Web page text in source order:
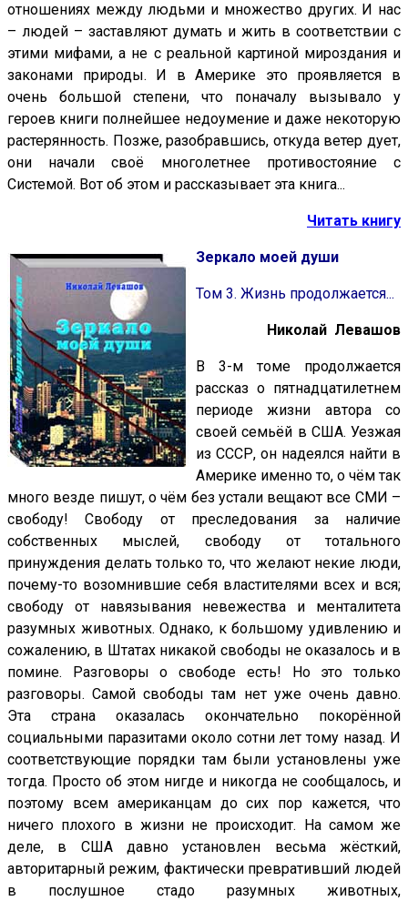
отношениях между людьми и множество других. И нас
– людей – заставляют думать и жить в соответствии с
этими мифами, а не с реальной картиной мироздания и
законами природы. И в Америке это проявляется в
очень большой степени, что поначалу вызывало у
героев книги полнейшее недоумение и даже некоторую
растерянность. Позже, разобравшись, откуда ветер дует,
они начали своё многолетнее противостояние с
Системой. Вот об этом и рассказывает эта книга...
Читать книгу
Зеркало моей души
Том 3. Жизнь продолжается...
Николай Левашов
В 3-м томе продолжается
рассказ о пятнадцатилетнем
периоде жизни автора со
своей семьёй в США. Уезжая
из СССР, он надеялся найти в
Америке именно то, о чём так
много везде пишут, о чём без устали вещают все СМИ –
свободу! Свободу от преследования за наличие
собственных мыслей, свободу от тотального
принуждения делать только то, что желают некие люди,
почему-то возомнившие себя властителями всех и вся;
свободу от навязывания невежества и менталитета
разумных животных. Однако, к большому удивлению и
сожалению, в Штатах никакой свободы не оказалось и в
помине. Разговоры о свободе есть! Но это только
разговоры. Самой свободы там нет уже очень давно.
Эта страна оказалась окончательно покорённой
социальными паразитами около сотни лет тому назад. И
соответствующие порядки там были установлены уже
тогда. Просто об этом нигде и никогда не сообщалось, и
поэтому всем американцам до сих пор кажется, что
ничего плохого в жизни не происходит. На самом же
деле, в США давно установлен весьма жёсткий,
авторитарный режим, фактически превративший людей
в послушное стадо разумных животных,